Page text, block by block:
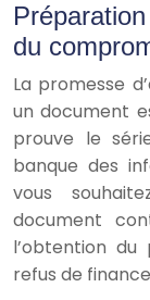
du
La promesse
un document
prouve le
banque des
vous
document
l’obtention
refus de